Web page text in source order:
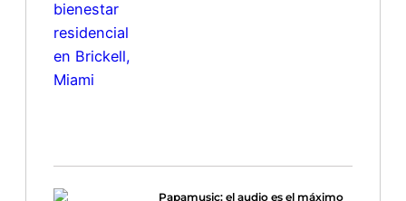
Papamusic: el audio es el máximo